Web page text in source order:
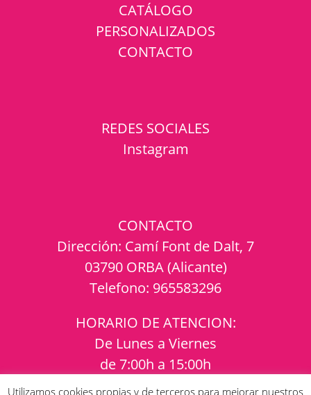
CATÁLOGO
PERSONALIZADOS
CONTACTO
REDES SOCIALES
Instagram
CONTACTO
Dirección: Camí Font de Dalt, 7
03790 ORBA (Alicante)
Telefono: 965583296
HORARIO DE ATENCION:
De Lunes a Viernes
de 7:00h a 15:00h
Utilizamos cookies propias y de terceros para mejorar nuestros